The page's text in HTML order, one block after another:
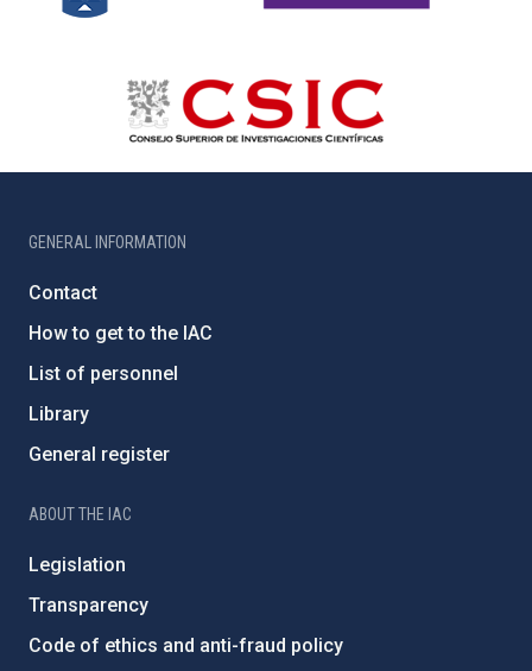
GENERAL INFORMATION
Contact
How to get to the IAC
List of personnel
Library
General register
ABOUT THE IAC
Legislation
Transparency
Code of ethics and anti-fraud policy